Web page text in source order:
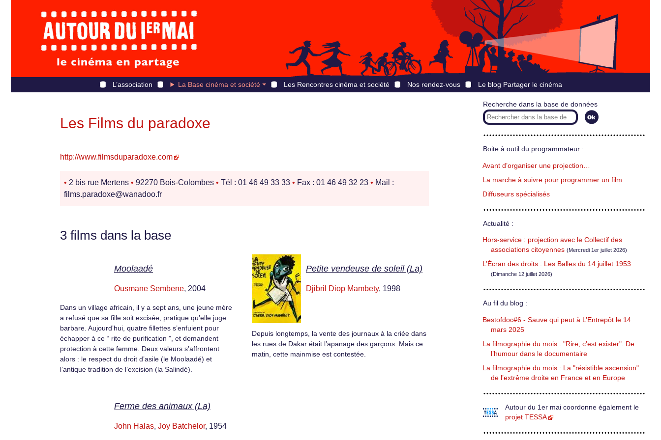
L’association La Base cinéma et société Les Rencontres cinéma et société Nos rendez-vous Le blog Partager le cinéma
Les Films du paradoxe
http://www.filmsduparadoxe.com
• 2 bis rue Mertens • 92270 Bois-Colombes • Tél : 01 46 49 33 33 • Fax : 01 46 49 32 23 • Mail :
films.paradoxe@wanadoo.fr
3 films dans la base
Moolaadé
Ousmane Sembene, 2004
Dans un village africain, il y a sept ans, une jeune mère
a refusé que sa fille soit excisée, pratique qu’elle juge
barbare. Aujourd’hui, quatre fillettes s’enfuient pour
échapper à ce “ rite de purification ”, et demandent
protection à cette femme. Deux valeurs s’affrontent
alors : le respect du droit d’asile (le Moolaadé) et
l’antique tradition de l’excision (la Salindé).
Petite vendeuse de soleil (La)
Djibril Diop Mambety, 1998
Depuis longtemps, la vente des journaux à la criée dans
les rues de Dakar était l’apanage des garçons. Mais ce
matin, cette mainmise est contestée.
Ferme des animaux (La)
John Halas, Joy Batchelor, 1954
Recherche dans la base de données
Boite à outil du programmateur :
Avant d’organiser une projection…
La marche à suivre pour programmer un film
Diffuseurs spécialisés
Actualité :
Hors-service : projection avec le Collectif des
associations citoyennes (Mercredi 1er juillet 2026)
L’Écran des droits : Les Balles du 14 juillet 1953
(Dimanche 12 juillet 2026)
Au fil du blog :
Bestofdoc#6 - Sauve qui peut à L’Entrepôt le 14
mars 2025
La filmographie du mois : "Rire, c’est exister". De
l’humour dans le documentaire
La filmographie du mois : La "résistible ascension"
de l’extrême droite en France et en Europe
Autour du 1er mai coordonne également le
projet TESSA